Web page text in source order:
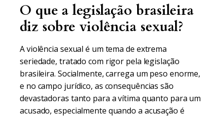
O que a legislação brasileira
diz sobre violência sexual?
A violência sexual é um tema de extrema
seriedade, tratado com rigor pela legislação
brasileira. Socialmente, carrega um peso enorme,
e no campo jurídico, as consequências são
devastadoras tanto para a vítima quanto para um
acusado, especialmente quando a acusação é